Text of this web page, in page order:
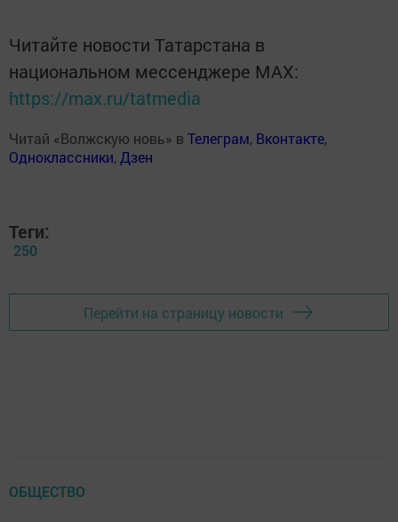
Читайте новости Татарстана в
национальном мессенджере MАХ:
https://max.ru/tatmedia
Читай «Волжскую новь» в Телеграм, Вконтакте,
Одноклассники,Дзен
Теги:
250
Перейти на страницу новости
ОБЩЕСТВО